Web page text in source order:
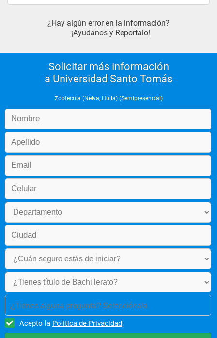
Cuarto Semestre
•	Nutrición Animal II
•	Fisiología de la Producción
•	Diseño Experimental
•	Cultura Teológica
•	Electiva II
•	Agroclimatología
•	Alimentación Animal
•	Salud en la Producción Animal
•	Fundamentos de Administración
•	Fundamentos de Mercadeo
•	Inglés III
Sexto Semestre
•	Mejoramiento Animal
•	Reproducción Animal I
•	Sistemas de Gestión de Calidad
•	Administración Agropecuaria
•	Mercadeo Agropecuario
•	Filosofía Política
•	Inglés IV
Séptimo Semestre
•	Reproducción Animal II
•	Sistema Producción Bovinos de Leche
•	Economía Agraria
•	Ética
¿Hay algún error en la información?
¡Ayudanos y Reportalo!
Solicitar más información
a Universidad Santo Tomás
Zootecnia (Neiva, Huila) (Semipresencial)
¿Tienes alguna pregunta? Selecciónala
Acepto la Política de Privacidad